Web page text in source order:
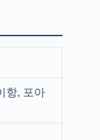
항, 포아